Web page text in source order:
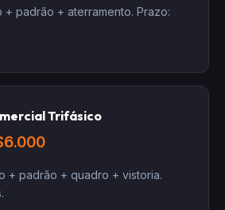
+ padrão + aterramento. Prazo:
Trifásico
+ padrão + quadro + vistoria.